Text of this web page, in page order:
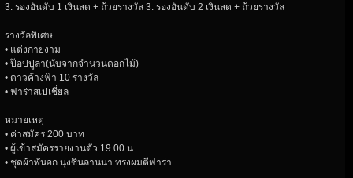
3. รองอันดับ 1 เงินสด + ถ้วยรางวัล 3. รองอันดับ 2 เงินสด + ถ้วยรางวัล
รางวัลพิเศษ
• แต่งกายงาม
• ป๊อปปูล่า(นับจากจำนวนดอกไม้)
• ดาวค้างฟ้า 10 รางวัล
• ฟาร่าสเปเชี่ยล
หมายเหตุ
• ค่าสมัคร 200 บาท
• ผู้เข้าสมัครรายงานตัว 19.00 น.
• ชุดผ้าพันอก นุ่งซิ่นลานนา ทรงผมตีฟาร่า